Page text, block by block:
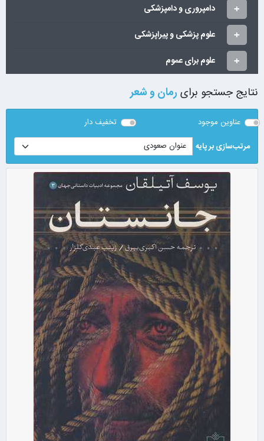
دامپروری و دامپزشکی
علوم پزشکی و پیراپزشکی
علوم برای عموم
نتایج جستجو برای رمان و شعر
عناوین موجود
تخفیف دار
مرتب‌سازی بر پایه